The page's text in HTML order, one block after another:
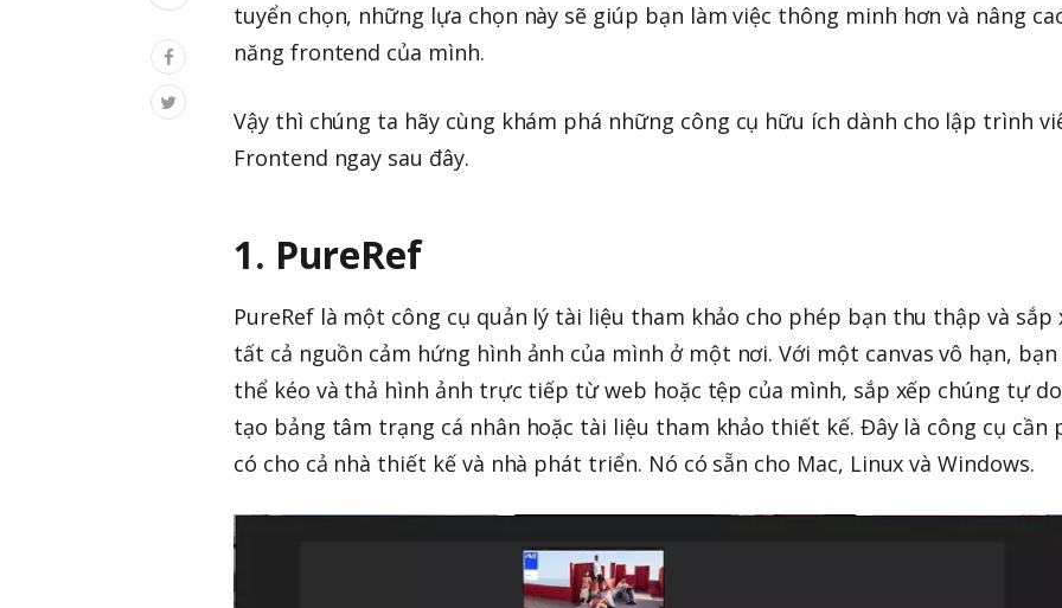
tuyển chọn, những lựa chọn này sẽ giúp bạn làm việc thông minh hơn và nâng
năng frontend của mình.
Vậy thì chúng ta hãy cùng khám phá những công cụ hữu ích dành cho lập trình
Frontend ngay sau đây.
1. PureRef
PureRef là một công cụ quản lý tài liệu tham khảo cho phép bạn thu thập và sắp
tất cả nguồn cảm hứng hình ảnh của mình ở một nơi. Với một canvas vô hạn, bạn
thể kéo và thả hình ảnh trực tiếp từ web hoặc tệp của mình, sắp xếp chúng tự
tạo bảng tâm trạng cá nhân hoặc tài liệu tham khảo thiết kế. Đây là công cụ cần
có cho cả nhà thiết kế và nhà phát triển. Nó có sẵn cho Mac, Linux và Windows.